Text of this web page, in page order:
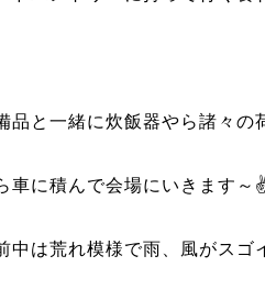
品と一緒に炊飯器やら諸々の
車に積んで会場にいきます～
中は荒れ模様で雨、風がスゴ